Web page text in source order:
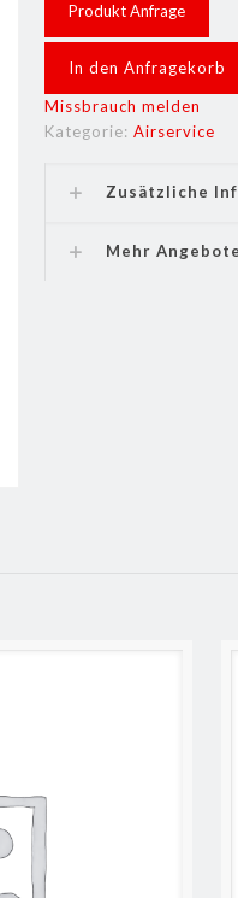
Produkt Anfrage
In den Anfragekorb
Missbrauch melden
Kategorie:Airservice
Zusätzliche
Mehr